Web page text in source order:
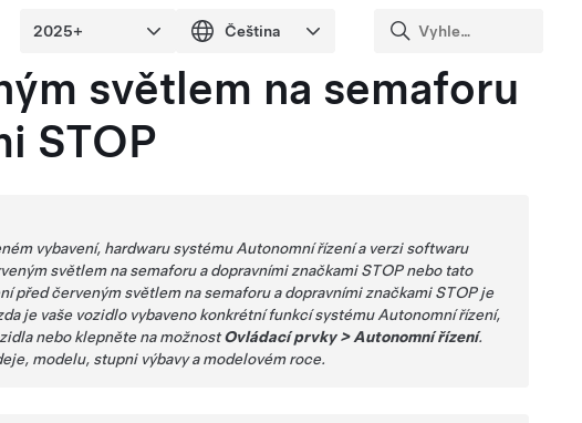
světlem na semaforu
STOP
vybavení, hardwaru systémuAutonomní řízenía verzi softwaru
světlem na semaforu a dopravními značkami STOPnebo tato
před červeným světlem na semaforu a dopravními značkami STOPje
je vaše vozidlo vybaveno konkrétní funkcí systémuAutonomní řízení,
nebo klepněte na možnostOvládací prvky>Autonomní řízení.
modelu, stupni výbavy a modelovém roce.